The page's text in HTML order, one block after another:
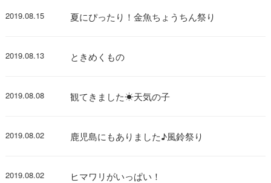
2019.08.15 夏にぴったり！金魚ちょうちん祭り
2019.08.13 ときめくもの
2019.08.08 観てきました☀天気の子
2019.08.02 鹿児島にもありました♪風鈴祭り
2019.08.02 ヒマワリがいっぱい！